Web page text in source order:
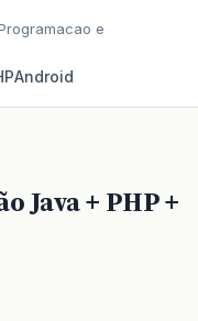
e
Android
Java + PHP +